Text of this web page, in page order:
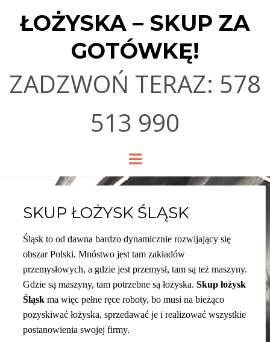
ŁOŻYSKA – SKUP ZA
GOTÓWKĘ!
ZADZWOŃ TERAZ: 578
513 990
Menu
SKUP ŁOŻYSK ŚLĄSK
Śląsk to od dawna bardzo dynamicznie rozwijający się
obszar Polski. Mnóstwo jest tam zakładów
przemysłowych, a gdzie jest przemysł, tam są też maszyny.
Gdzie są maszyny, tam potrzebne są łożyska. Skup łożysk
Śląskma więc pełne ręce roboty, bo musi na bieżąco
pozyskiwać łożyska, sprzedawać je i realizować wszystkie
postanowienia swojej firmy.